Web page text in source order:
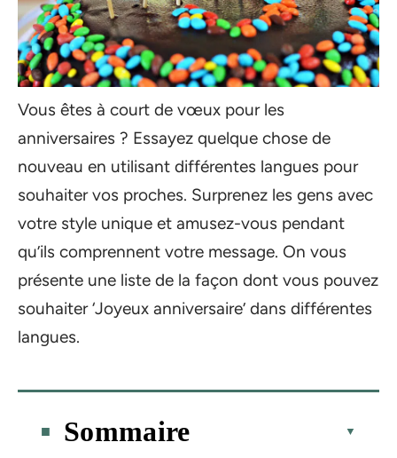
Vous êtes à court de vœux pour les
anniversaires ? Essayez quelque chose de
nouveau en utilisant différentes langues pour
souhaiter vos proches. Surprenez les gens avec
votre style unique et amusez-vous pendant
qu’ils comprennent votre message. On vous
présente une liste de la façon dont vous pouvez
souhaiter ‘Joyeux anniversaire’ dans différentes
langues.
Sommaire